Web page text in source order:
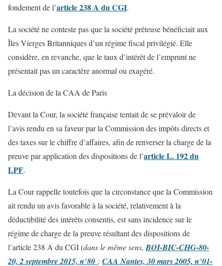
fondement de l’article 238 A du CGI.
La société ne conteste pas que la société prêteuse bénéficiait aux
Îles Vierges Britanniques d’un régime fiscal privilégié. Elle
considère, en revanche, que le taux d’intérêt de l’emprunt ne
présentait pas un caractère anormal ou exagéré.
La décision de la CAA de Paris
Devant la Cour, la société française tentait de se prévaloir de
l’avis rendu en sa faveur par la Commission des impôts directs et
des taxes sur le chiffre d’affaires, afin de renverser la charge de la
preuve par application des dispositions de l’article L. 192 du
LPF.
La Cour rappelle toutefois que la circonstance que la Commission
ait rendu un avis favorable à la société, relativement à la
déductibilité des intérêts consentis, est sans incidence sur le
régime de charge de la preuve résultant des dispositions de
l’article 238 A du CGI (dans le même sens, BOI-BIC-CHG-80-
20, 2 septembre 2015, n°80 ; CAA Nantes, 30 mars 2005, n°01-